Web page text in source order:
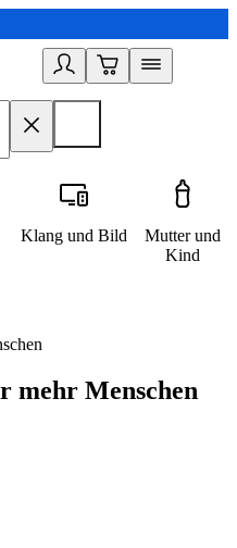
Klang und Bild
Mutter und
Kind
mehr Menschen